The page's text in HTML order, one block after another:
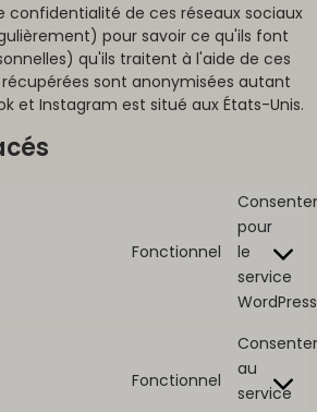
confidentialité de ces réseaux sociaux
pour savoir ce qu'ils font
qu'ils traitent à l'aide de ces
récupérées sont anonymisées autant
et Instagram est situé aux États-Unis.
Fonctionnel
pour
le
service
WordPress
Fonctionnel
au
service